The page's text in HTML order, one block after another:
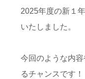
2025年度の新１
いたしました。
今回のような内
るチャンスです！